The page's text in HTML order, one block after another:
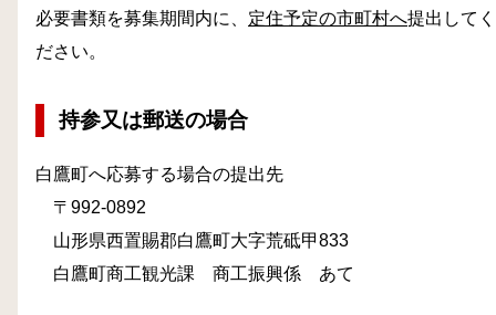
必要書類を募集期間内に、 定住予定の市町村へ提出してく
ださい。
持参又は郵送の場合
白鷹町へ応募する場合の提出先
〒992‐0892
山形県西置賜郡白鷹町大字荒砥甲833
白鷹町商工観光課 商工振興係 あて